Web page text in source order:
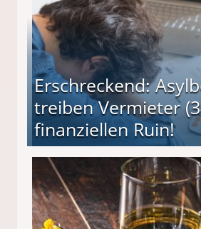
Erschreckend:
treiben Vermieter
finanziellen Ruin!
(34) in den finanziellen Ruin!